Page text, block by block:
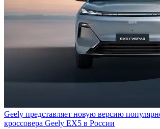
Geely представляет новую версию
кроссовера Geely EX5 в России